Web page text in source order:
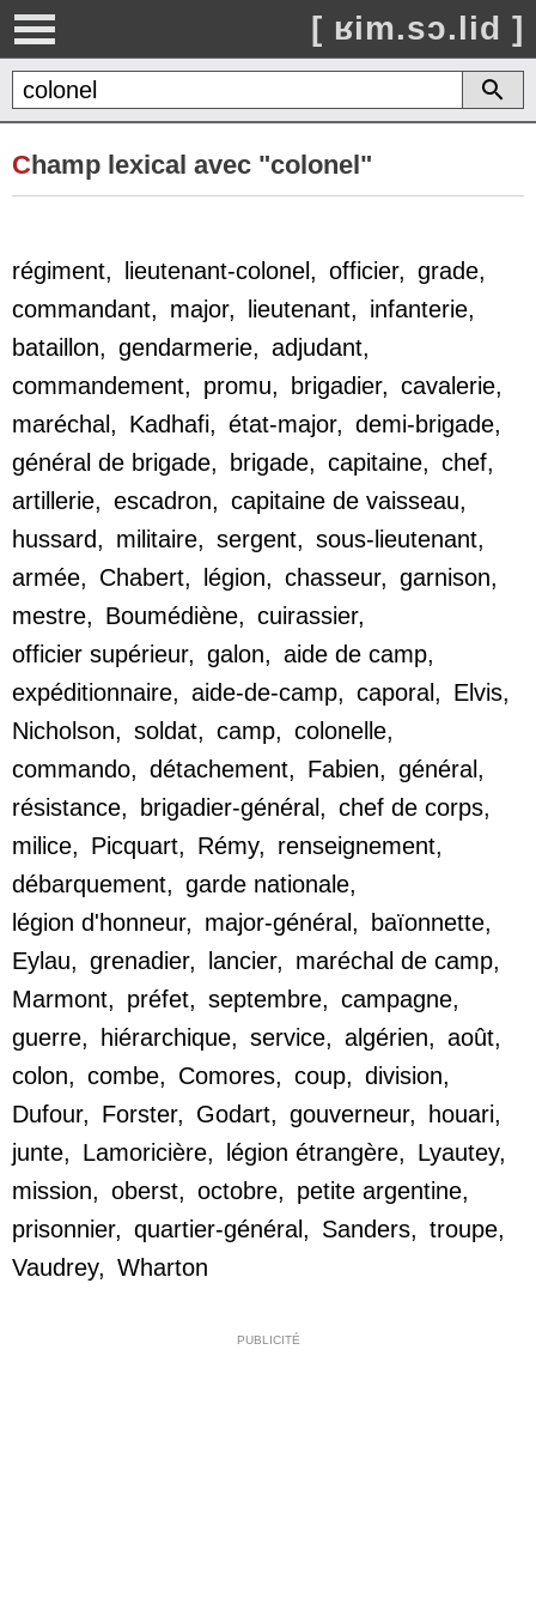
[ ʁim.sɔ.lid ]
Champ lexical avec "colonel"
régiment, lieutenant-colonel, officier, grade,
commandant, major, lieutenant, infanterie,
bataillon, gendarmerie, adjudant,
commandement, promu, brigadier, cavalerie,
maréchal, Kadhafi, état-major, demi-brigade,
général de brigade, brigade, capitaine, chef,
artillerie, escadron, capitaine de vaisseau,
hussard, militaire, sergent, sous-lieutenant,
armée, Chabert, légion, chasseur, garnison,
mestre, Boumédiène, cuirassier,
officier supérieur, galon, aide de camp,
expéditionnaire, aide-de-camp, caporal, Elvis,
Nicholson, soldat, camp, colonelle,
commando, détachement, Fabien, général,
résistance, brigadier-général, chef de corps,
milice, Picquart, Rémy, renseignement,
débarquement, garde nationale,
légion d'honneur, major-général, baïonnette,
Eylau, grenadier, lancier, maréchal de camp,
Marmont, préfet, septembre, campagne,
guerre, hiérarchique, service, algérien, août,
colon, combe, Comores, coup, division,
Dufour, Forster, Godart, gouverneur, houari,
junte, Lamoricière, légion étrangère, Lyautey,
mission, oberst, octobre, petite argentine,
prisonnier, quartier-général, Sanders, troupe,
Vaudrey, Wharton
PUBLICITÉ